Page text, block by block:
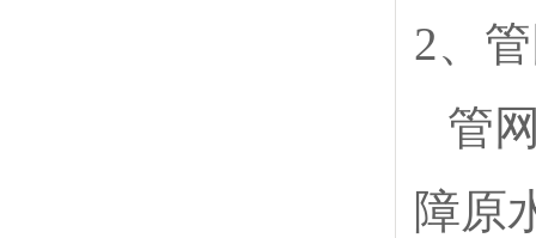
2、
管
障原